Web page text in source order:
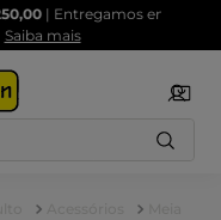
em todo